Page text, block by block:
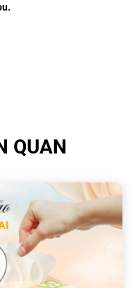
QUAN